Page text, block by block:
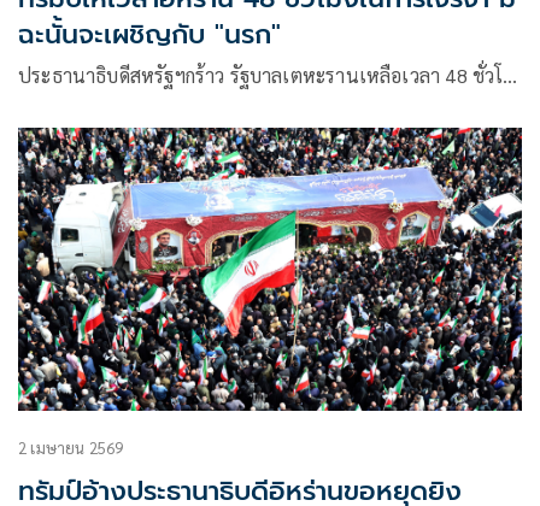
ฉะนั้นจะเผชิญกับ "นรก"
ประธานาธิบดีสหรัฐฯกร้าว รัฐบาลเตหะรานเหลือเวลา 48 ชั่วโ…
2 เมษายน 2569
ทรัมป์อ้างประธานาธิบดีอิหร่านขอหยุดยิง